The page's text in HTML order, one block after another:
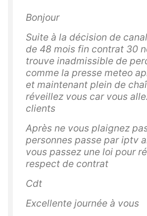
Bonjour
Suite à la décision de
de 48 mois fin contrat 30
trouve inadmissible de
comme la presse meteo
et maintenant plein de
réveillez vous car vous
clients
Après ne vous plaignez
personnes passe par iptv
vous passez une loi pour
respect de contrat
Cdt
Excellente journée à vous